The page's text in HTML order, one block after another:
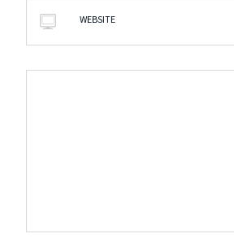
WEBSITE